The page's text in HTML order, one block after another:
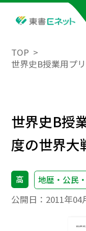
TOP
世界史B授業用プ
世界史B授
度の世界大
高 地歴・公民
公開日： 2011年04